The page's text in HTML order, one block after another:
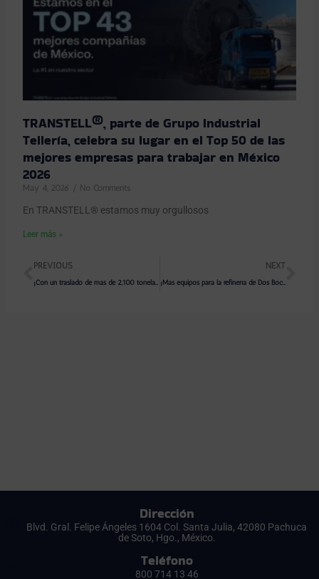
TRANSTELL®, parte de Grupo Industrial
Tellería, celebra su lugar en el Top 50 de las
mejores empresas para trabajar en México
2026
May 4, 2026 No Comments
En TRANSTELL® estamos muy orgullosos
Leer más »
Prev
PREVIOUS
¡Con un traslado de más de 2,100 toneladas repartidas en 24 trabes de concreto prefabricadas!
NEXT
¡Más equipos para la refinería de Dos Bocas!
Dirección
Blvd. Gral. Felipe Ángeles 1604 Col. Santa Julia, 42080 Pachuca
de Soto, Hgo., México.
Teléfono
800 714 13 46